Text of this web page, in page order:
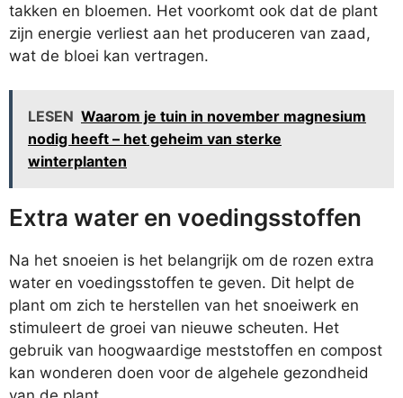
takken en bloemen. Het voorkomt ook dat de plant
zijn energie verliest aan het produceren van zaad,
wat de bloei kan vertragen.
LESEN Waarom je tuin in november magnesium
nodig heeft – het geheim van sterke
winterplanten
Extra water en voedingsstoffen
Na het snoeien is het belangrijk om de rozen extra
water en voedingsstoffen te geven. Dit helpt de
plant om zich te herstellen van het snoeiwerk en
stimuleert de groei van nieuwe scheuten. Het
gebruik van hoogwaardige meststoffen en compost
kan wonderen doen voor de algehele gezondheid